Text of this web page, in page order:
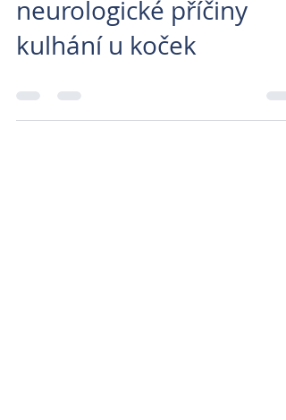
MVDr. Vladimír Vatolík
14. 3. 2023
Minut čtení: 0
Ortopedické a
neurologické příčiny